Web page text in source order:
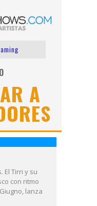
A
El Tirri y su
con ritmo
lanza